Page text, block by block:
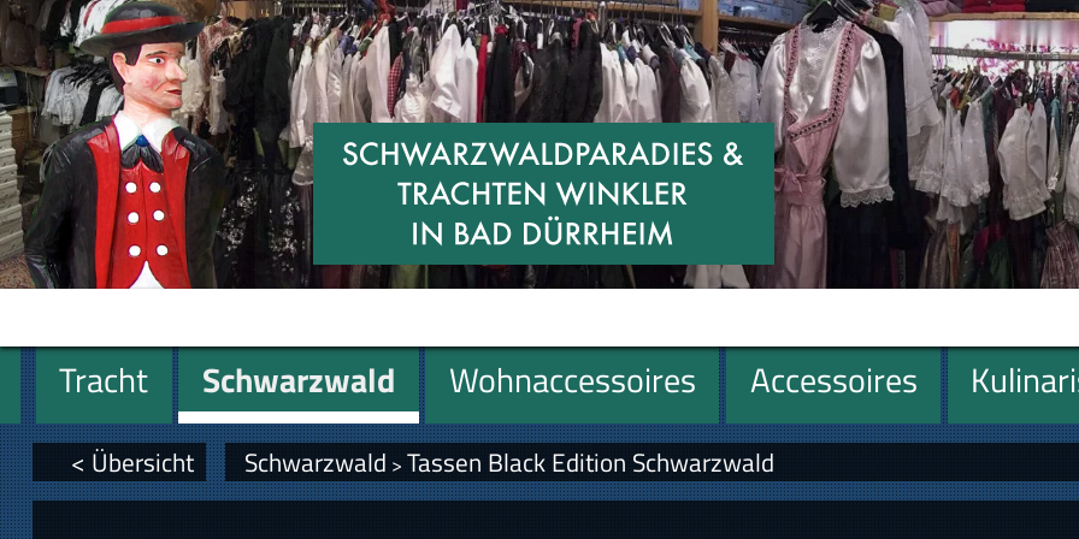
Tracht Schwarzwald Wohnaccessoires Accessoires
Miniaturen
Geschenke
< Übersicht Schwarzwald > Tassen Black Edition Schwarzwald